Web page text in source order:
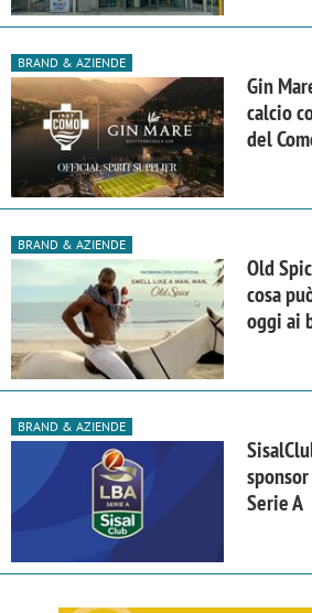
BRAND & AZIENDE
Gin
calcio
del
BRAND & AZIENDE
Old
cosa
oggi ai
BRAND & AZIENDE
Serie A